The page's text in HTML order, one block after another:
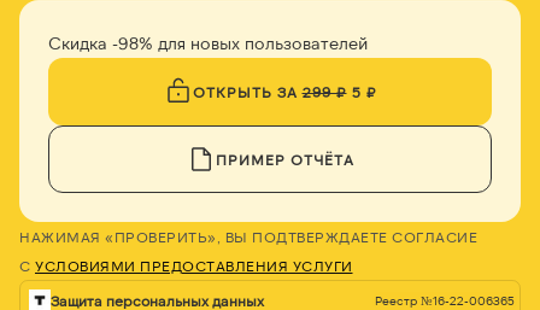
Скидка -98% для новых пользователей
ОТКРЫТЬ ЗА299 ₽5 ₽
ПРИМЕР ОТЧЁТА
НАЖИМАЯ «ПРОВЕРИТЬ», ВЫ ПОДТВЕРЖДАЕТЕ СОГЛАСИЕ
С УСЛОВИЯМИ ПРЕДОСТАВЛЕНИЯ УСЛУГИ
Защита персональных данных Реестр №16-22-006365